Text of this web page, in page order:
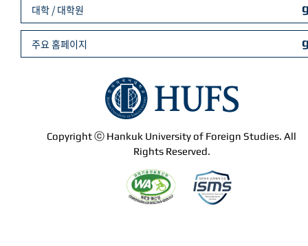
Copyright ⓒ Hankuk University of Foreign Studies. All
Rights Reserved.
대학 / 대학원
주요 홈페이지